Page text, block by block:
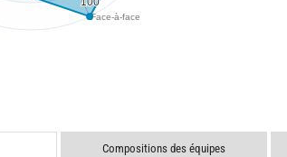
Compositions des équipes